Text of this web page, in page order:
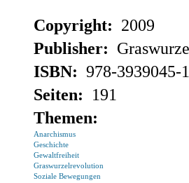
Copyright: 2009
Publisher:
ISBN: 978-3939045-
Seiten: 191
Themen:
Anarchismus
Geschichte
Gewaltfreiheit
Graswurzelrevolution
Soziale Bewegungen